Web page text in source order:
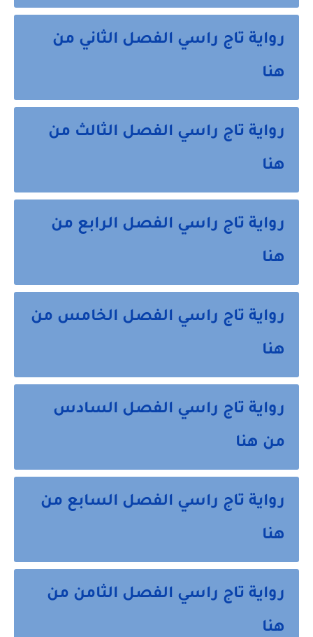
رواية تاج راسي الفصل الثاني من
هنا
رواية تاج راسي الفصل الثالث من
هنا
رواية تاج راسي الفصل الرابع من
هنا
رواية تاج راسي الفصل الخامس من
هنا
رواية تاج راسي الفصل السادس
من هنا
رواية تاج راسي الفصل السابع من
هنا
رواية تاج راسي الفصل الثامن من
هنا